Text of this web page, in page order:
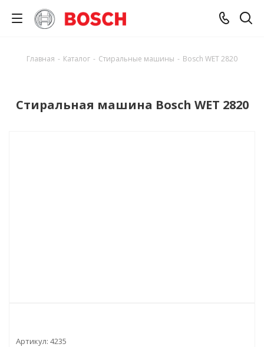
Главная - Каталог - Стиральные машины - Bosch WET 2820
Стиральная машина Bosch WET 2820
Артикул: 4235